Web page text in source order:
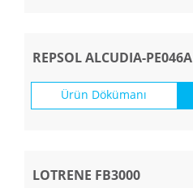
REPSOL ALCUDIA-PE046A
Ürün Dökümanı
LOTRENE FB3000